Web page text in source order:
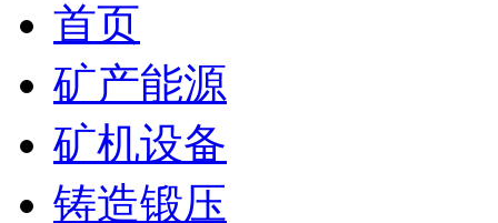
首页
矿产能源
矿机设备
铸造锻压